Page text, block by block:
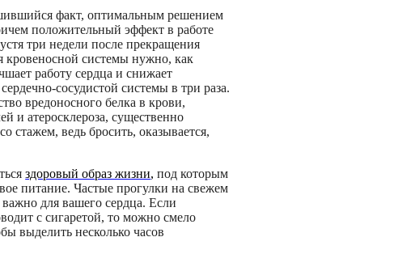
факт, оптимальным решением
положительный эффект в работе
три недели после прекращения
кровеносной системы нужно, как
работу сердца и снижает
сосудистой системы в три раза.
вредоносного белка в крови,
и атеросклероза, существенно
стажем, ведь бросить, оказывается,
здоровый образ жизни, под которым
питание. Частые прогулки на свежем
для вашего сердца. Если
с сигаретой, то можно смело
выделить несколько часов